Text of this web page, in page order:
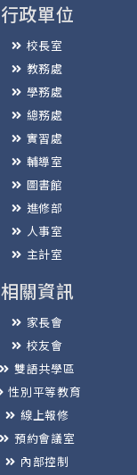
行政單位
校長室
教務處
學務處
總務處
實習處
輔導室
圖書館
進修部
人事室
主計室
相關資訊
家長會
校友會
雙語共學區
性別平等教育
線上報修
預約會議室
內部控制